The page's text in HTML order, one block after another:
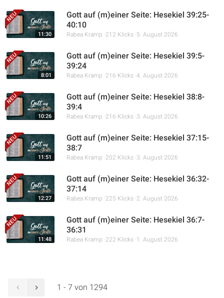
11:30
Gott auf (m)einer Seite: Hesekiel 39:25-
40:10
Rabea Kramp 212 Klicks 5. August 2026
8:01
Gott auf (m)einer Seite: Hesekiel 39:5-
39:24
Rabea Kramp 216 Klicks 4. August 2026
10:26
Gott auf (m)einer Seite: Hesekiel 38:8-
39:4
Rabea Kramp 216 Klicks 3. August 2026
11:51
Gott auf (m)einer Seite: Hesekiel 37:15-
38:7
Rabea Kramp 202 Klicks 3. August 2026
12:27
Gott auf (m)einer Seite: Hesekiel 36:32-
37:14
Rabea Kramp 225 Klicks 2. August 2026
11:48
Gott auf (m)einer Seite: Hesekiel 36:7-
36:31
Rabea Kramp 222 Klicks 1. August 2026
1 - 7 von 1294